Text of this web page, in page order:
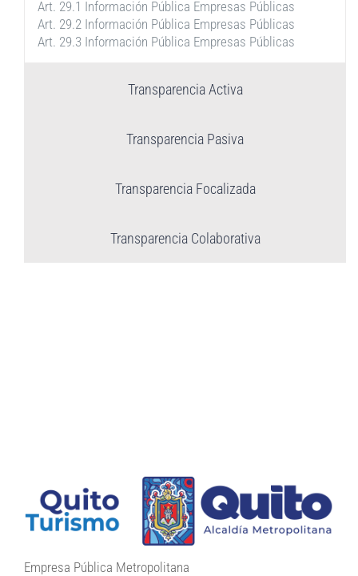
Art. 29.1 Información Pública Empresas Públicas
Art. 29.2 Información Pública Empresas Públicas
Art. 29.3 Información Pública Empresas Públicas
Transparencia Activa
Transparencia Pasiva
Transparencia Focalizada
Transparencia Colaborativa
Empresa Pública Metropolitana